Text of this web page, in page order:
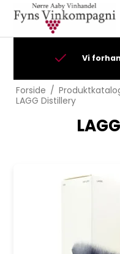
Vi
Forside /
LAGG Distillery